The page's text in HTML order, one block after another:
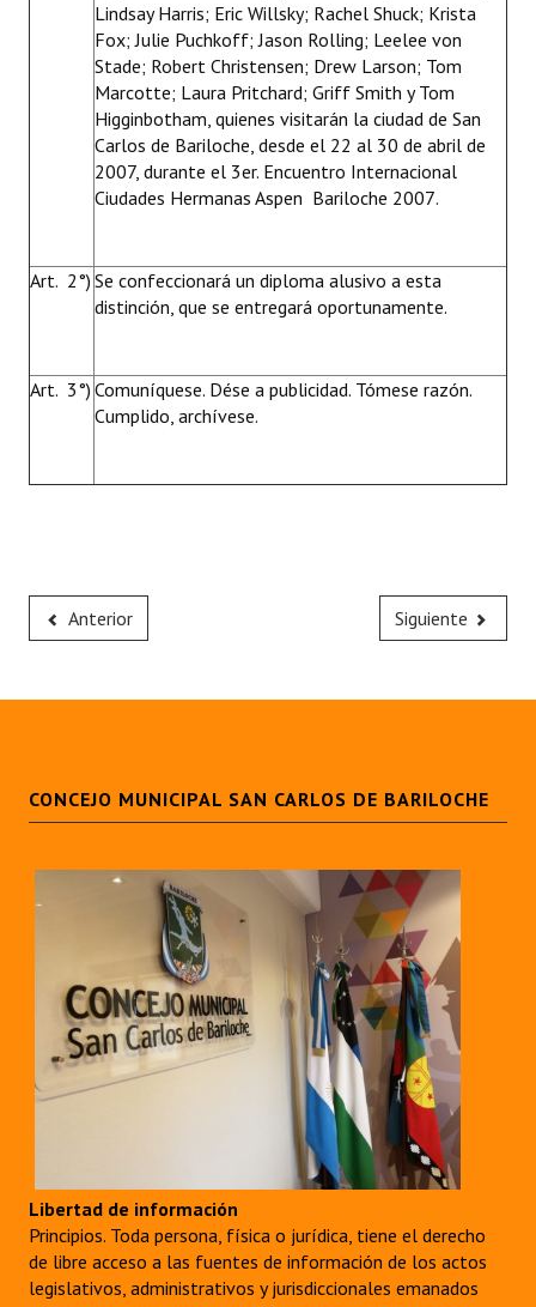
Lindsay Harris; Eric Willsky; Rachel Shuck; Krista
Fox; Julie Puchkoff; Jason Rolling; Leelee von
Stade; Robert Christensen; Drew Larson; Tom
Marcotte; Laura Pritchard; Griff Smith y Tom
Higginbotham, quienes visitarán la ciudad de San
Carlos de Bariloche, desde el 22 al 30 de abril de
2007, durante el 3er. Encuentro Internacional
Ciudades Hermanas Aspen  Bariloche 2007.
Art. 2°) Se confeccionará un diploma alusivo a esta
distinción, que se entregará oportunamente.
Art. 3°) Comuníquese. Dése a publicidad. Tómese razón.
Cumplido, archívese.
Anterior Siguiente
CONCEJO MUNICIPAL SAN CARLOS DE BARILOCHE
Libertad de información
Principios. Toda persona, física o jurídica, tiene el derecho
de libre acceso a las fuentes de información de los actos
legislativos, administrativos y jurisdiccionales emanados